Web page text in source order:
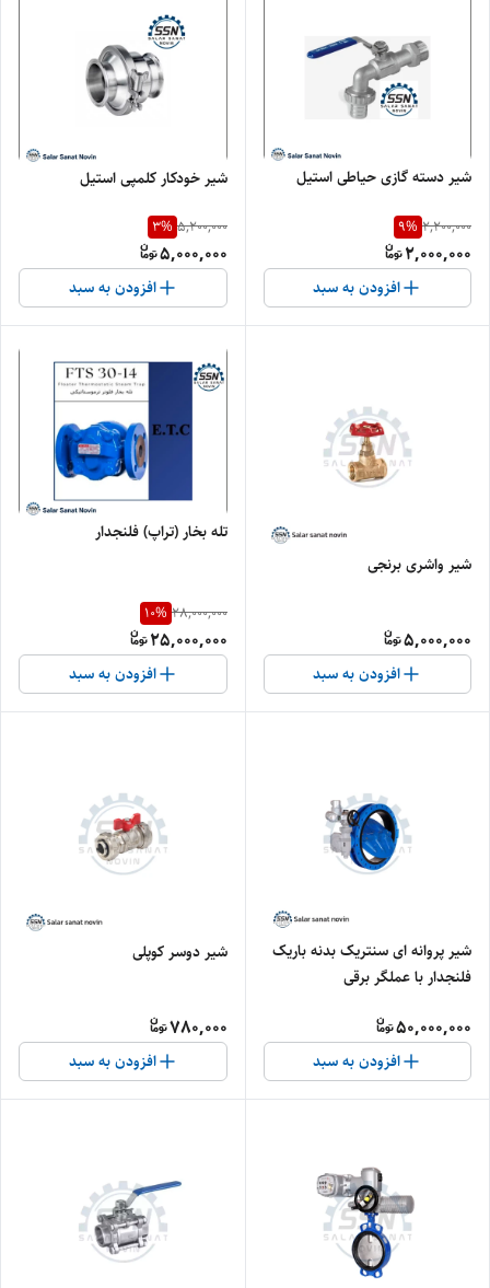
شیر دسته گازی حیاطی استیل
2,200,000
9%
2,000,000
افزودن به سبد
شیر خودکار کلمپی استیل
5,200,000
3%
5,000,000
افزودن به سبد
شیر واشری برنجی
5,000,000
افزودن به سبد
تله بخار (تراپ) فلنجدار
28,000,000
10%
25,000,000
افزودن به سبد
شیر پروانه ای سنتریک بدنه باریک
فلنجدار با عملگر برقی
50,000,000
افزودن به سبد
شیر دوسر کوپلی
780,000
افزودن به سبد